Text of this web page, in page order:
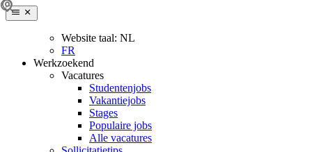
Website taal: NL
FR
Werkzoekend
Vacatures
Studentenjobs
Vakantiejobs
Stages
Populaire jobs
Alle vacatures